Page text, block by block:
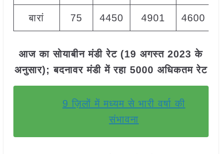
बारां 75 4450 4901 4600
आज का सोयाबीन मंडी रेट (19 अगस्त 2023 के
अनुसार); बदनावर मंडी में रहा 5000 अधिकतम रेट
9 ज़िलों में मध्यम से भारी वर्षा की
संभावना